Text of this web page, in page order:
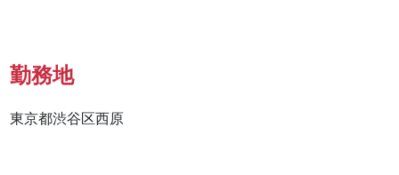
勤務地
東京都渋谷区西原